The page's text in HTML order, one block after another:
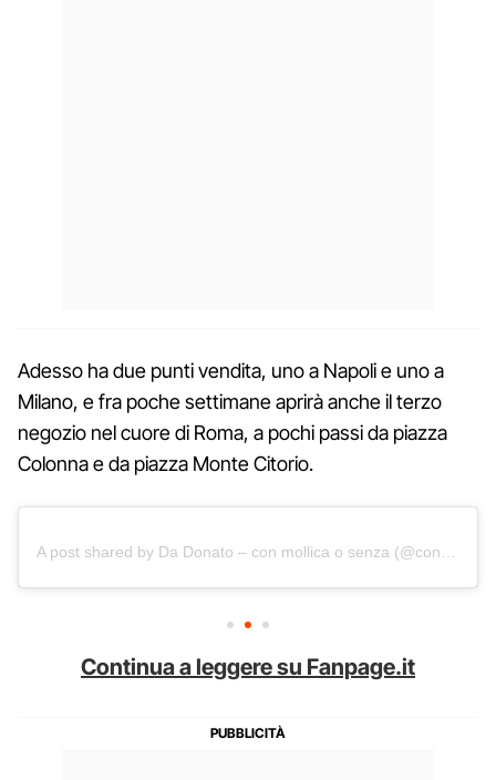
Adesso ha due punti vendita, uno a Napoli e uno a
Milano, e fra poche settimane aprirà anche il terzo
negozio nel cuore di Roma, a pochi passi da piazza
Colonna e da piazza Monte Citorio.
Continua a leggere su Fanpage.it